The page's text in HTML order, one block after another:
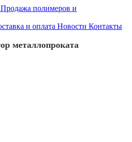
и оплата Новости Контакты
металлопроката